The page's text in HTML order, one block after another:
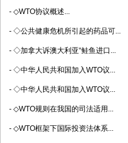
- ◇WTO协议概述...
- ◇公共健康危机所引起的药品可...
- ◇加拿大诉澳大利亚“鲑鱼进口...
- ◇中华人民共和国加入WTO议...
- ◇中华人民共和国加入WTO议...
- ◇WTO规则在我国的司法适用...
- ◇WTO框架下国际投资法体系...